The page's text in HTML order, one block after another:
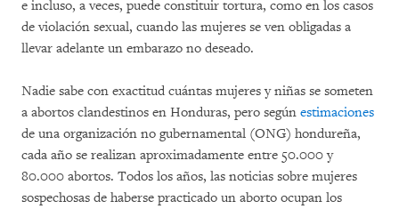
e incluso, a veces, puede constituir tortura, como en los casos
de violación sexual, cuando las mujeres se ven obligadas a
llevar adelante un embarazo no deseado.
Nadie sabe con exactitud cuántas mujeres y niñas se someten
a abortos clandestinos en Honduras, pero según estimaciones
de una organización no gubernamental (ONG) hondureña,
cada año se realizan aproximadamente entre 50.000 y
80.000 abortos. Todos los años, las noticias sobre mujeres
sospechosas de haberse practicado un aborto ocupan los